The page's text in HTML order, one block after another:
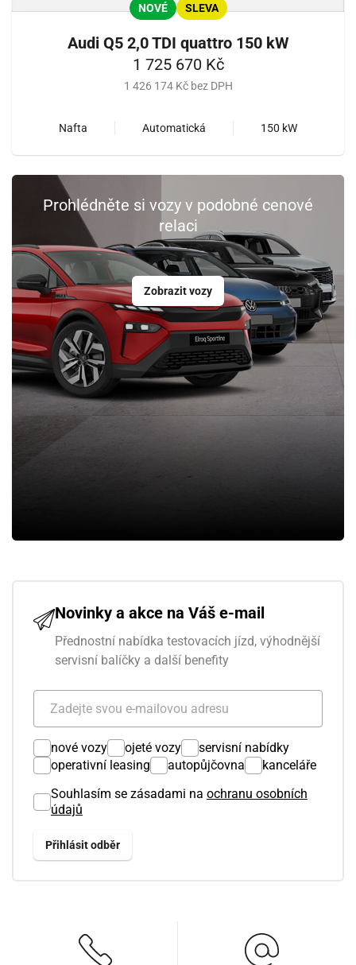
NOVÉ SLEVA
Audi Q5 2,0 TDI quattro 150 kW
1 725 670 Kč
1 426 174 Kč bez DPH
Nafta Automatická 150 kW
Prohlédněte si vozy v podobné cenové
relaci
Zobrazit vozy
Novinky a akce na Váš e-mail
Přednostní nabídka testovacích jízd, výhodnější
servisní balíčky a další benefity
nové vozy ojeté vozy
servisní nabídky
operativní leasing
autopůjčovna
kanceláře
Souhlasím se zásadami na ochranu osobních
údajů